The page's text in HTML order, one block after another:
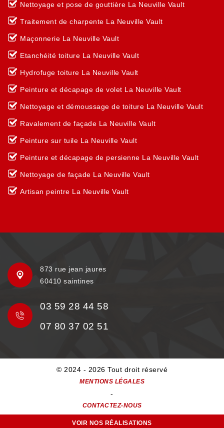
Nettoyage et pose de gouttière La Neuville Vault
Traitement de charpente La Neuville Vault
Maçonnerie La Neuville Vault
Etanchéité toiture La Neuville Vault
Hydrofuge toiture La Neuville Vault
Peinture et décapage de volet La Neuville Vault
Nettoyage et démoussage de toiture La Neuville Vault
Ravalement de façade La Neuville Vault
Peinture sur tuile La Neuville Vault
Peinture et décapage de persienne La Neuville Vault
Nettoyage de façade La Neuville Vault
Artisan peintre La Neuville Vault
873 rue jean jaures
60410 saintines
03 59 28 44 58
07 80 37 02 51
© 2024 - 2026 Tout droit réservé
MENTIONS LÉGALES
-
CONTACTEZ-NOUS
VOIR NOS RÉALISATIONS